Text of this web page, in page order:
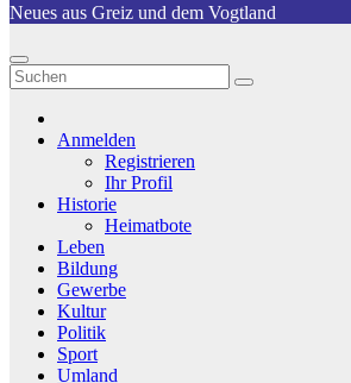
Neues aus Greiz und dem Vogtland
Anmelden
Registrieren
Ihr Profil
Historie
Heimatbote
Leben
Bildung
Gewerbe
Kultur
Politik
Sport
Umland